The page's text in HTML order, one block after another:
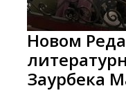
Новом
Заурбека